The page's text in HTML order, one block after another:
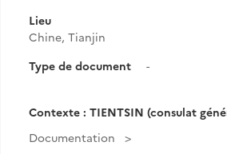
Lieu
Chine, Tianjin
Type de document
-
Contexte : TIENTSIN (consulat
Documentation